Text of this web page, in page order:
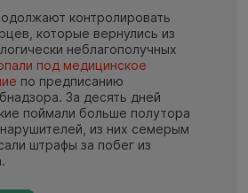
контролировать
которые вернулись из
неблагополучных
под медицинское
по предписанию
За десять дней
поймали больше полутора
из них семерым
штрафы за побег из